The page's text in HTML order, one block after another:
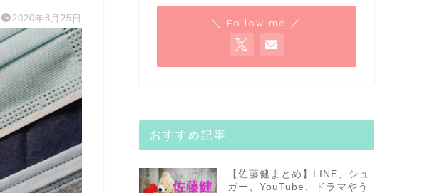
2020年8月25日 ＼ Follow me ／
おすすめ記事
【佐藤健まとめ】LINE、シュ
ガー、YouTube、ドラマやう